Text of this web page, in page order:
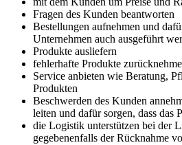
Fragen des Kunden beantworten
Bestellungen aufnehmen und
Unternehmen auch ausgeführt
Produkte ausliefern
fehlerhafte Produkte
Service anbieten wie Beratung,
Produkten
Beschwerden des Kunden
leiten und dafür sorgen, dass das
die Logistik unterstützen bei der
gegebenenfalls der Rücknahme